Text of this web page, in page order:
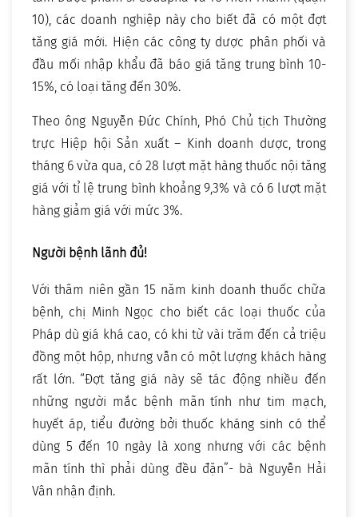
10), các doanh nghiệp này cho biết đã có một đợt
tăng giá mới. Hiện các công ty dược phân phối và
đầu mối nhập khẩu đã báo giá tăng trung bình 10-
15%, có loại tăng đến 30%.
Theo ông Nguyễn Đức Chính, Phó Chủ tịch Thường
trực Hiệp hội Sản xuất – Kinh doanh dược, trong
tháng 6 vừa qua, có 28 lượt mặt hàng thuốc nội tăng
giá với tỉ lệ trung bình khoảng 9,3% và có 6 lượt mặt
hàng giảm giá với mức 3%.
Người bệnh lãnh đủ!
Với thâm niên gần 15 năm kinh doanh thuốc chữa
bệnh, chị Minh Ngọc cho biết các loại thuốc của
Pháp dù giá khá cao, có khi từ vài trăm đến cả triệu
đồng một hộp, nhưng vẫn có một lượng khách hàng
rất lớn. “Đợt tăng giá này sẽ tác động nhiều đến
những người mắc bệnh mãn tính như tim mạch,
huyết áp, tiểu đường bởi thuốc kháng sinh có thể
dùng 5 đến 10 ngày là xong nhưng với các bệnh
mãn tính thì phải dùng đều đặn”- bà Nguyễn Hải
Vân nhận định.